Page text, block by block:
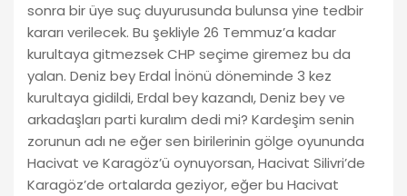
sonra bir üye suç duyurusunda bulunsa yine tedbir
kararı verilecek. Bu şekliyle 26 Temmuz’a kadar
kurultaya gitmezsek CHP seçime giremez bu da
yalan. Deniz bey Erdal İnönü döneminde 3 kez
kurultaya gidildi, Erdal bey kazandı, Deniz bey ve
arkadaşları parti kuralım dedi mi? Kardeşim senin
zorunun adı ne eğer sen birilerinin gölge oyununda
Hacivat ve Karagöz’ü oynuyorsan, Hacivat Silivri’de
Karagöz’de ortalarda geziyor, eğer bu Hacivat